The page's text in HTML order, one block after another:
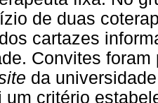
de duas
cartazes
Convites
da
um critério